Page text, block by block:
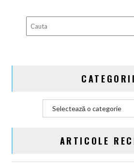
CATEGORII
ARTICOLE